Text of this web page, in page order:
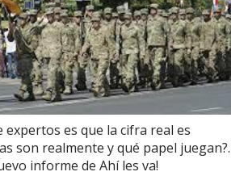
expertos es que la cifra real es
son realmente y qué papel juegan?.
informe de Ahí les va!